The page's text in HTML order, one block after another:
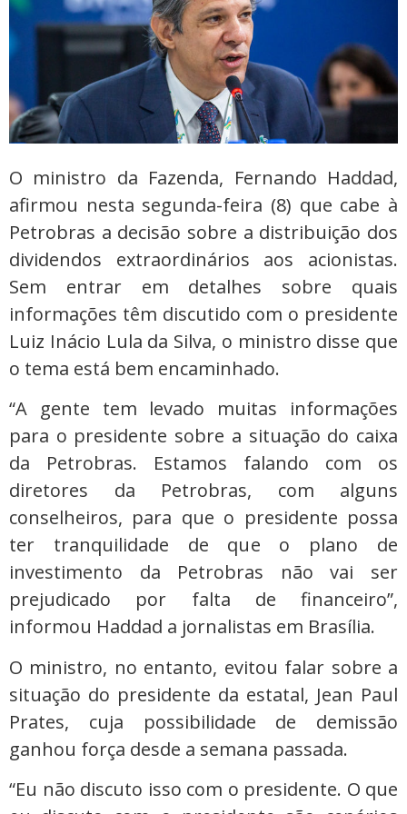
O ministro da Fazenda, Fernando Haddad,
afirmou nesta segunda-feira (8) que cabe à
Petrobras a decisão sobre a distribuição dos
dividendos extraordinários aos acionistas.
Sem entrar em detalhes sobre quais
informações têm discutido com o presidente
Luiz Inácio Lula da Silva, o ministro disse que
o tema está bem encaminhado.
“A gente tem levado muitas informações
para o presidente sobre a situação do caixa
da Petrobras. Estamos falando com os
diretores da Petrobras, com alguns
conselheiros, para que o presidente possa
ter tranquilidade de que o plano de
investimento da Petrobras não vai ser
prejudicado por falta de financeiro”,
informou Haddad a jornalistas em Brasília.
O ministro, no entanto, evitou falar sobre a
situação do presidente da estatal, Jean Paul
Prates, cuja possibilidade de demissão
ganhou força desde a semana passada.
“Eu não discuto isso com o presidente. O que